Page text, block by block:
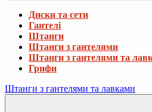
Диски та сети
Гантелі
Штанги
Штанги з гантелями
Штанги з гантелями та
Грифи
Штанги з гантелями та лавками